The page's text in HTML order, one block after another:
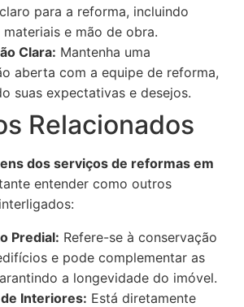
para a reforma, incluindo
e mão de obra.
Clara: Mantenha uma
aberta com a equipe de reforma,
suas expectativas e desejos.
Relacionados
dos serviços de reformas em
entender como outros
Predial: Refere-se à conservação
e pode complementar as
a longevidade do imóvel.
Interiores: Está diretamente